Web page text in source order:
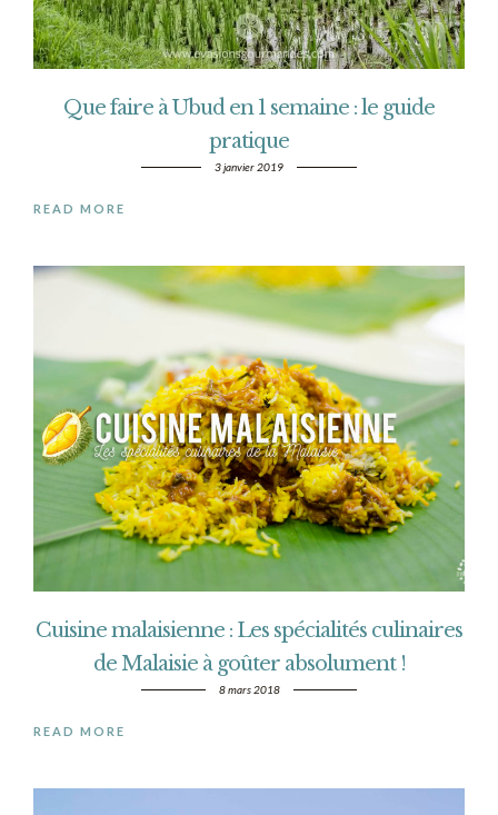
Que faire à Ubud en 1 semaine : le guide
pratique
3 janvier 2019
READ MORE
Cuisine malaisienne : Les spécialités culinaires
de Malaisie à goûter absolument !
8 mars 2018
READ MORE